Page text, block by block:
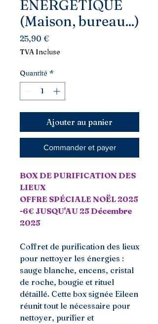
ÉNERGÉTIQUE
(Maison, bureau...)
25,90 €Prix
TVA Incluse
Quantité *
Ajouter au panier
Commander et payer
BOX DE PURIFICATION DES
LIEUX
OFFRE SPÉCIALE NOËL 2025
-6€ JUSQU'AU 25 Décembre
2025
Coffret de purification des lieux
pour nettoyer les énergies :
sauge blanche, encens, cristal
de roche, bougie et rituel
détaillé. Cette box signée Eileen
réunit tout le nécessaire pour
nettoyer, purifier et